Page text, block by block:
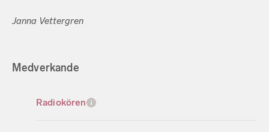
Janna Vettergren
Medverkande
Radiokören